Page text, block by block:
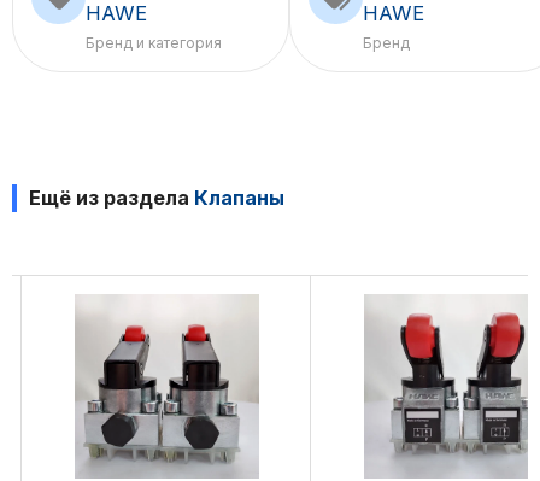
HAWE
Бренд и категория
HAWE
Бренд
Ещё из раздела Клапаны